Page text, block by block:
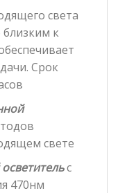
света
к
Срок
свете
с
470нм